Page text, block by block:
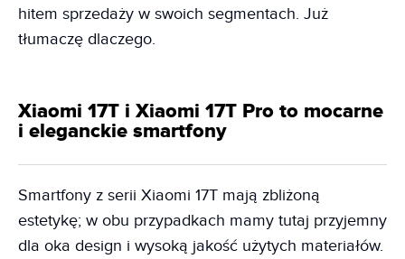
hitem sprzedaży w swoich segmentach. Już
tłumaczę dlaczego.
Xiaomi 17T i Xiaomi 17T Pro to mocarne
i eleganckie smartfony
Smartfony z serii Xiaomi 17T mają zbliżoną
estetykę; w obu przypadkach mamy tutaj przyjemny
dla oka design i wysoką jakość użytych materiałów.